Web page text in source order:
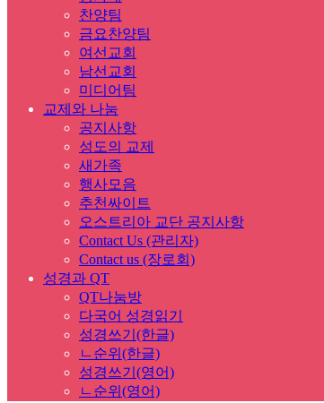
찬양팀
금요찬양팀
여선교회
남선교회
미디어팀
교제와 나눔
공지사항
성도의 교제
새가족
행사모음
추천싸이트
오스트리아 교단 공지사항
Contact Us (관리자)
Contact us (장로회)
성경과 QT
QT나눔방
다국어 성경읽기
성경쓰기(한글)
ㄴ순위(한글)
성경쓰기(영어)
ㄴ순위(영어)